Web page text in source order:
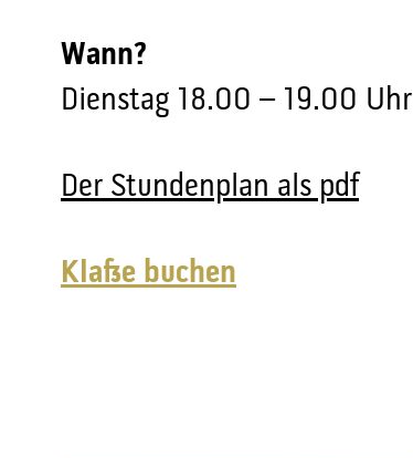
Wann?
Dienstag 18.00 – 19.00 Uhr
Der Stundenplan als pdf
Klasse buchen